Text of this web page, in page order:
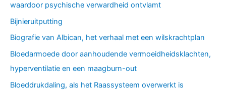
waardoor psychische verwardheid ontvlamt
Bijnieruitputting
Biografie van Albican, het verhaal met een wilskrachtplan
Bloedarmoede door aanhoudende vermoeidheidsklachten,
hyperventilatie en een maagburn-out
Bloeddrukdaling, als het Raassysteem overwerkt is